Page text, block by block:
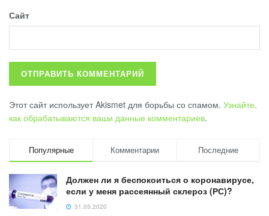
Сайт
Этот сайт использует Akismet для борьбы со спамом. Узнайте,
как обрабатываются ваши данные комментариев.
Популярные Комментарии Последние
Должен ли я беспокоиться о коронавирусе,
если у меня рассеянный склероз (РС)?
31.05.2020